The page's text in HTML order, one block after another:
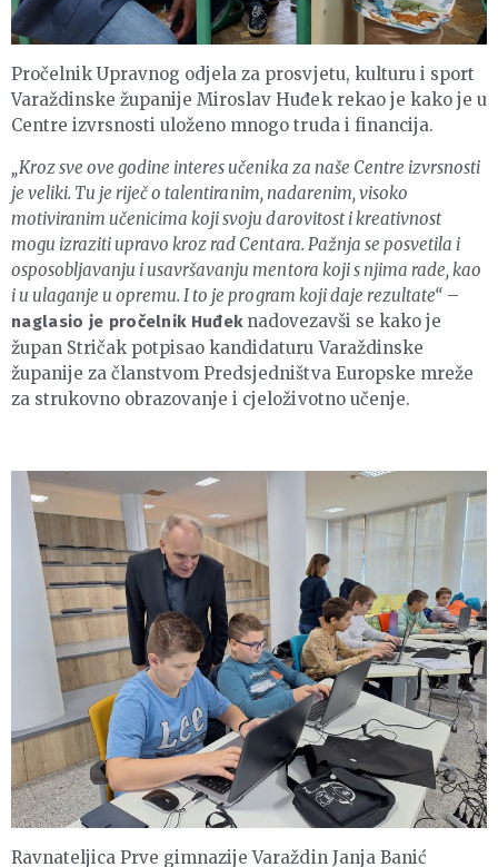
Pročelnik Upravnog odjela za prosvjetu, kulturu i sport
Varaždinske županije Miroslav Huđek rekao je kako je u
Centre izvrsnosti uloženo mnogo truda i financija.
„Kroz sve ove godine interes učenika za naše Centre izvrsnosti
je veliki. Tu je riječ o talentiranim, nadarenim, visoko
motiviranim učenicima koji svoju darovitost i kreativnost
mogu izraziti upravo kroz rad Centara. Pažnja se posvetila i
osposobljavanju i usavršavanju mentora koji s njima rade, kao
i u ulaganje u opremu. I to je program koji daje rezultate“ –
naglasio je pročelnik Huđeknadovezavši se kako je
župan Stričak potpisao kandidaturu Varaždinske
županije za članstvom Predsjedništva Europske mreže
za strukovno obrazovanje i cjeloživotno učenje.
Ravnateljica Prve gimnazije Varaždin Janja Banić